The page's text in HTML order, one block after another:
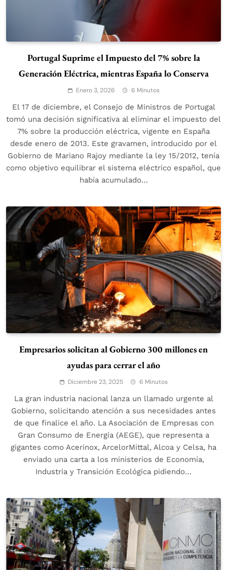
Portugal Suprime el Impuesto del 7% sobre la
Generación Eléctrica, mientras España lo Conserva
Enero 3, 2026 6 Minutos
El 17 de diciembre, el Consejo de Ministros de Portugal
tomó una decisión significativa al eliminar el impuesto del
7% sobre la producción eléctrica, vigente en España
desde enero de 2013. Este gravamen, introducido por el
Gobierno de Mariano Rajoy mediante la ley 15/2012, tenía
como objetivo equilibrar el sistema eléctrico español, que
había acumulado…
Empresarios solicitan al Gobierno 300 millones en
ayudas para cerrar el año
Diciembre 23, 2025 6 Minutos
La gran industria nacional lanza un llamado urgente al
Gobierno, solicitando atención a sus necesidades antes
de que finalice el año. La Asociación de Empresas con
Gran Consumo de Energía (AEGE), que representa a
gigantes como Acerinox, ArcelorMittal, Alcoa y Celsa, ha
enviado una carta a los ministerios de Economía,
Industria y Transición Ecológica pidiendo…